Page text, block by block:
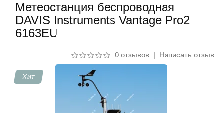
работы
Метеостанция беспроводная
DAVIS Instruments Vantage Pro2
6163EU
0 отзывов| Написать отзыв
Хит